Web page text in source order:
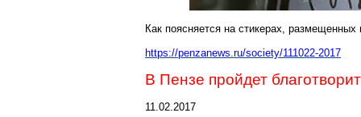
Как поясняется на стикерах, размещенных
https://penzanews.ru/society/111022-2017
В Пензе пройдет
11.02.2017